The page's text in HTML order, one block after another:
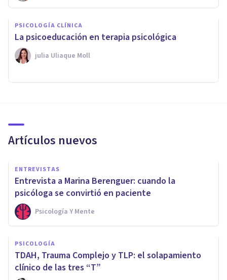
PSICOLOGÍA CLÍNICA
La psicoeducación en terapia psicológica
​julia Uliaque Moll
Artículos nuevos
ENTREVISTAS
Entrevista a Marina Berenguer: cuando la
psicóloga se convirtió en paciente
Psicología Y Mente
PSICOLOGÍA
TDAH, Trauma Complejo y TLP: el solapamiento
clínico de las tres “T”